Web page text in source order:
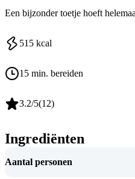
Een bijzonder toetje hoeft
515 kcal
15 min. bereiden
3.2/5(12)
Ingrediënten
Aantal personen